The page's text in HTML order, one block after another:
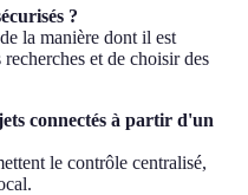
?
la manière dont il est
et de choisir des
connectés à partir d'un
le contrôle centralisé,